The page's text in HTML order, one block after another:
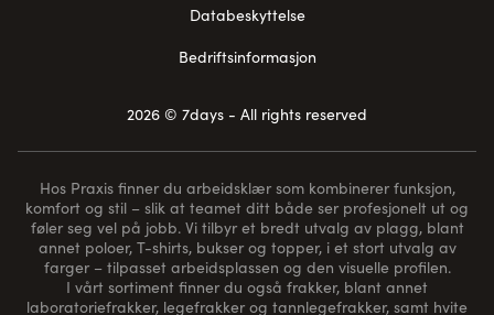
Databeskyttelse
Bedriftsinformasjon
2026 © 7days - All rights reserved
Hos Praxis finner du arbeidsklær som kombinerer funksjon,
komfort og stil – slik at teamet ditt både ser profesjonelt ut og
føler seg vel på jobb. Vi tilbyr et bredt utvalg av plagg, blant
annet poloer, T-shirts, bukser og topper, i et stort utvalg av
farger – tilpasset arbeidsplassen og den visuelle profilen.
I vårt sortiment finner du også frakker, blant annet
laboratoriefrakker, legefrakker og tannlegefrakker, samt hvite